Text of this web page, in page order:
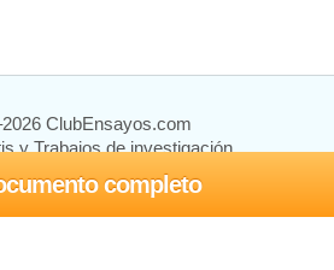
completo
ClubEnsayos.com
y Trabajos de investigación